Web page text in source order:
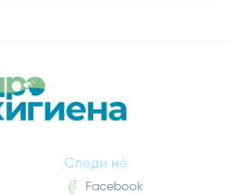
Следи нè
Facebook